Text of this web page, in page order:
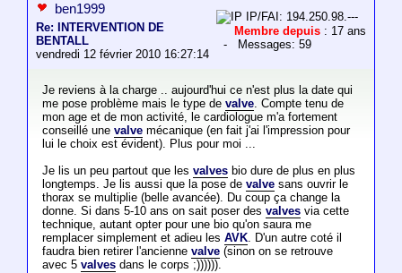
ben1999
Re: INTERVENTION DE
BENTALL
vendredi 12 février 2010 16:27:14
IP/FAI: 194.250.98.---
Membre depuis : 17 ans
- Messages: 59
Je reviens à la charge .. aujourd'hui ce n'est plus la date qui
me pose problème mais le type de valve. Compte tenu de
mon age et de mon activité, le cardiologue m'a fortement
conseillé une valvemécanique (en fait j'ai l'impression pour
lui le choix est évident). Plus pour moi ...
Je lis un peu partout que les valvesbio dure de plus en plus
longtemps. Je lis aussi que la pose de valvesans ouvrir le
thorax se multiplie (belle avancée). Du coup ça change la
donne. Si dans 5-10 ans on sait poser des valvesvia cette
technique, autant opter pour une bio qu'on saura me
remplacer simplement et adieu les AVK. D'un autre coté il
faudra bien retirer l'ancienne valve(sinon on se retrouve
avec 5 valvesdans le corps ;)))))).